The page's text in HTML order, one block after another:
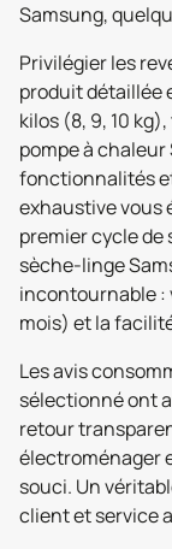
Samsung,
Privilégier les
produit détaillée
kilos (8, 9, 10
pompe à
fonctionnalités
exhaustive vous
premier cycle de
sèche-linge
incontournable :
mois) et la
Les avis
sélectionné ont
retour
électroménager
souci. Un
client et service